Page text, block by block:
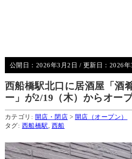
公開日： 2026年3月2日 / 更新日： 2026年
西船橋駅北口に居酒屋「酒
ー」が2/19（木）からオー
カテゴリ: 開店・閉店 > 開店（オープン）
タグ: 西船橋駅 西船